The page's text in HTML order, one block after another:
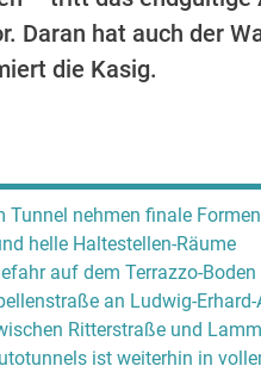
Daran hat auch der
die Kasig.
Tunnel nehmen finale
helle Haltestellen-Räume
auf dem Terrazzo-Boden
an Ludwig-
Ritterstraße und
ist weiterhin in